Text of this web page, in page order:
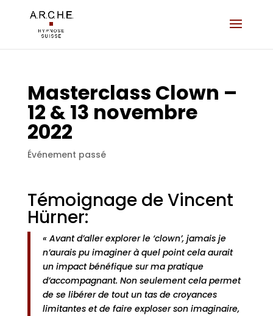
Masterclass Clown –
12 & 13 novembre
2022
Événement passé
Témoignage de Vincent
Hürner:
« Avant d’aller explorer le ‘clown’, jamais je
n’aurais pu imaginer à quel point cela aurait
un impact bénéfique sur ma pratique
d’accompagnant. Non seulement cela permet
de se libérer de tout un tas de croyances
limitantes et de faire exploser son imaginaire,